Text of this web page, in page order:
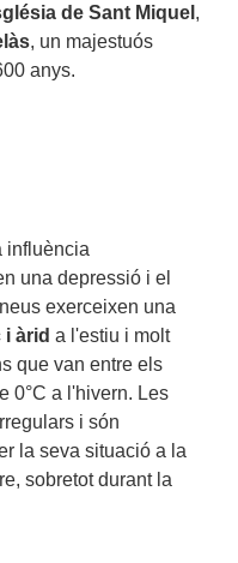
de Sant Miquel ,
, un majestuós
anys.
influència
una depressió i el
exerceixen una
i àrid a l'estiu i molt
que van entre els
0°C a l'hivern. Les
i són
la seva situació a la
sobretot durant la